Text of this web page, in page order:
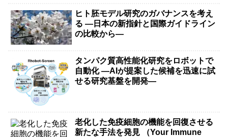
ヒト胚モデル研究のガバナンスを考え
る ―日本の新指針と国際ガイドライン
の比較から―
タンパク質高性能化研究をロボットで
自動化 ―AIが提案した候補を迅速に試
せる研究基盤を開発―
老化した免疫細胞の機能を回復させる
新たな手法を発見 （Your Immune